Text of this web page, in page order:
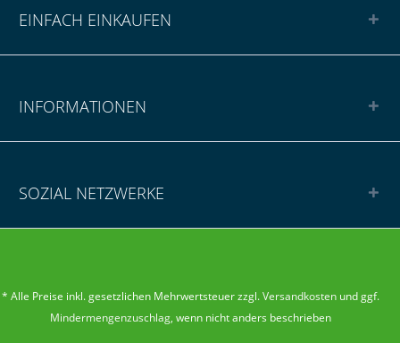
EINFACH EINKAUFEN
INFORMATIONEN
SOZIAL NETZWERKE
* Alle Preise inkl. gesetzlichen Mehrwertsteuer zzgl.Versandkostenund ggf.
Mindermengenzuschlag, wenn nicht anders beschrieben